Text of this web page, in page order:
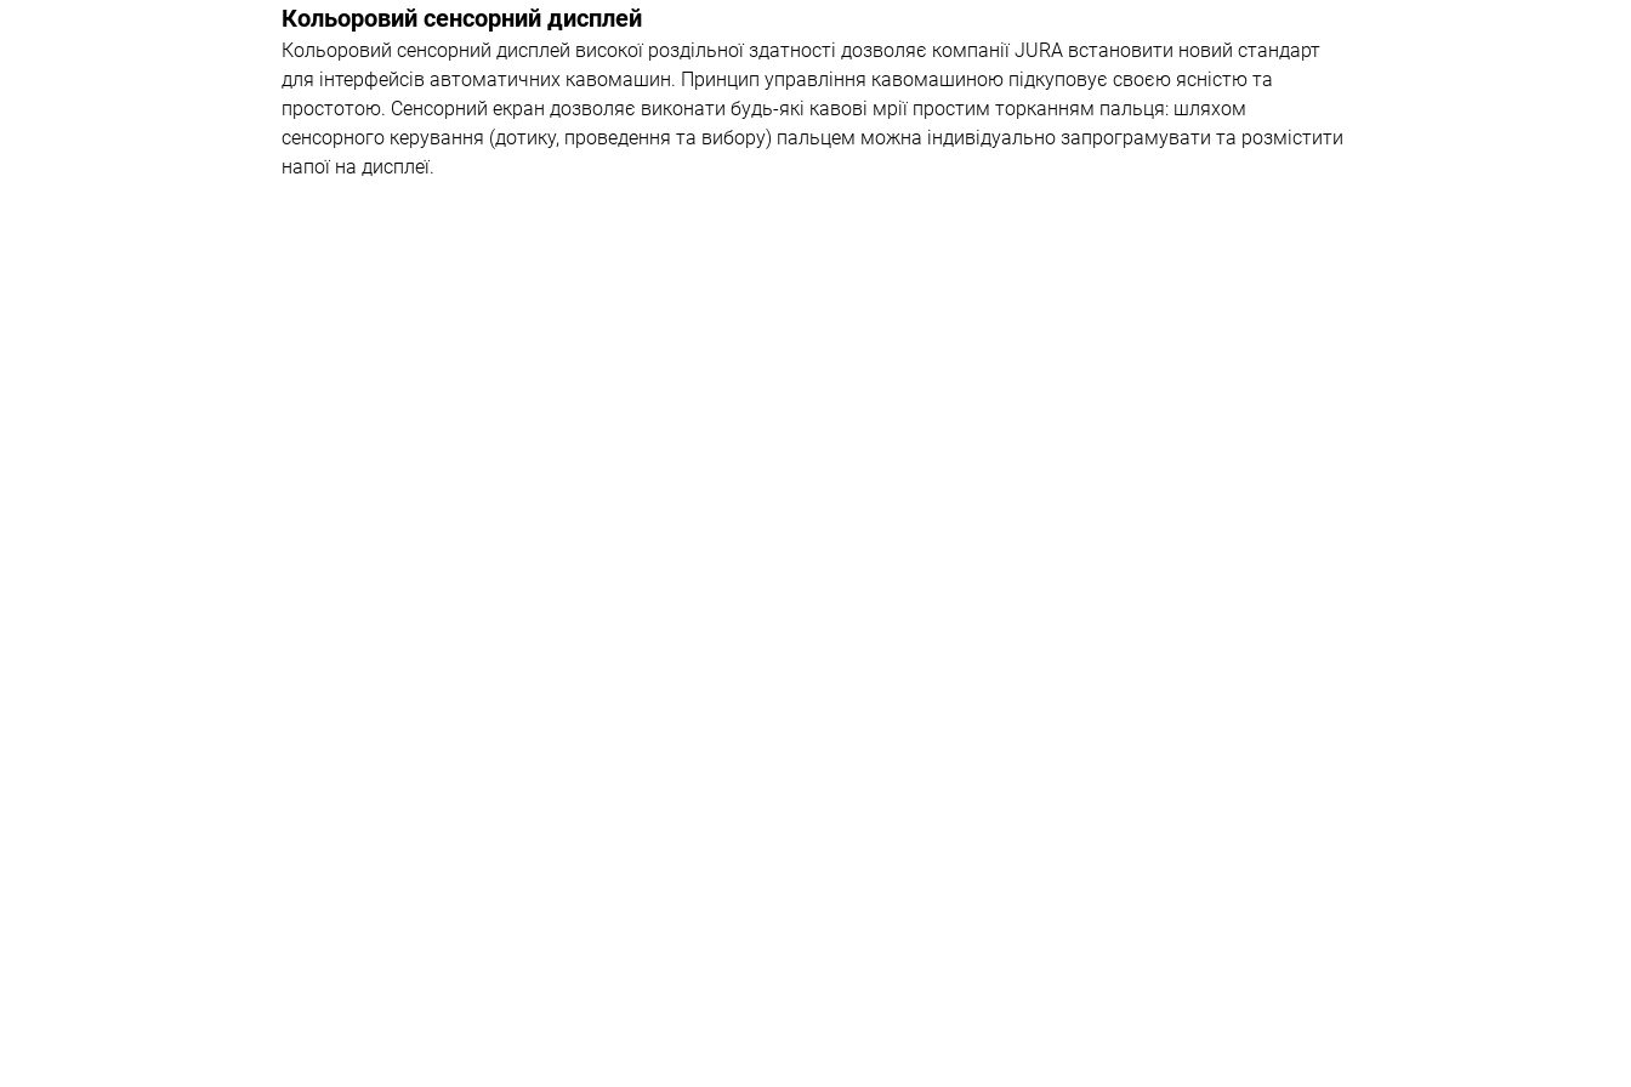
Кольоровий сенсорний дисплей
Кольоровий сенсорний дисплей високої роздільної здатності дозволяє компанії JURA встановити новий стандарт
для інтерфейсів автоматичних кавомашин. Принцип управління кавомашиною підкуповує своєю ясністю та
простотою. Сенсорний екран дозволяє виконати будь-які кавові мрії простим торканням пальця: шляхом
сенсорного керування (дотику, проведення та вибору) пальцем можна індивідуально запрограмувати та розмістити
напої на дисплеї.